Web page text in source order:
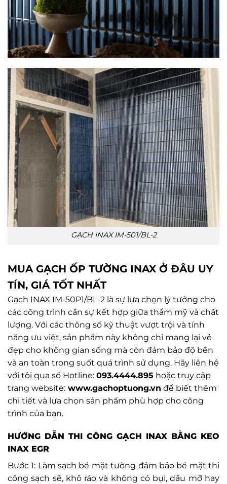
GẠCH INAX IM-501/BL-2
MUA GẠCH ỐP TƯỜNG INAX Ở ĐÂU UY
TÍN, GIÁ TỐT NHẤT
Gạch INAX IM-50P1/BL-2 là sự lựa chọn lý tưởng cho
các công trình cần sự kết hợp giữa thẩm mỹ và chất
lượng. Với các thông số kỹ thuật vượt trội và tính
năng ưu việt, sản phẩm này không chỉ mang lại vẻ
đẹp cho không gian sống mà còn đảm bảo độ bền
và an toàn trong suốt quá trình sử dụng. Hãy liên hệ
với tôi qua số Hotline: 093.4444.895 hoặc truy cập
trang website: www.gachoptuong.vn để biết thêm
chi tiết và lựa chọn sản phẩm phù hợp cho công
trình của bạn.
HƯỚNG DẪN THI CÔNG GẠCH INAX BẰNG KEO
INAX EGR
Bước 1: Làm sạch bề mặt tường đảm bảo bề mặt thi
công sạch sẽ, khô ráo và không có bụi, dầu mỡ hay